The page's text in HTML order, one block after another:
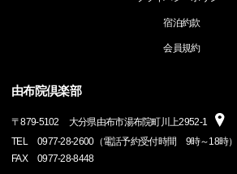
宿泊約款
会員規約
由布院倶楽部
〒879-5102
大分県由布市湯布院町川上2952-1
TEL
0977-28-2600（電話予約受付時間 9時～18時）
FAX
0977-28-8448